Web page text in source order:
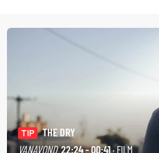
TIP
THE DRY
VANAVOND 22:24 - 00:41· FILM